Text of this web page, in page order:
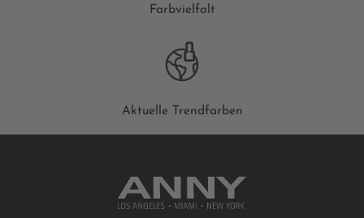
Farbvielfalt
Aktuelle Trendfarben